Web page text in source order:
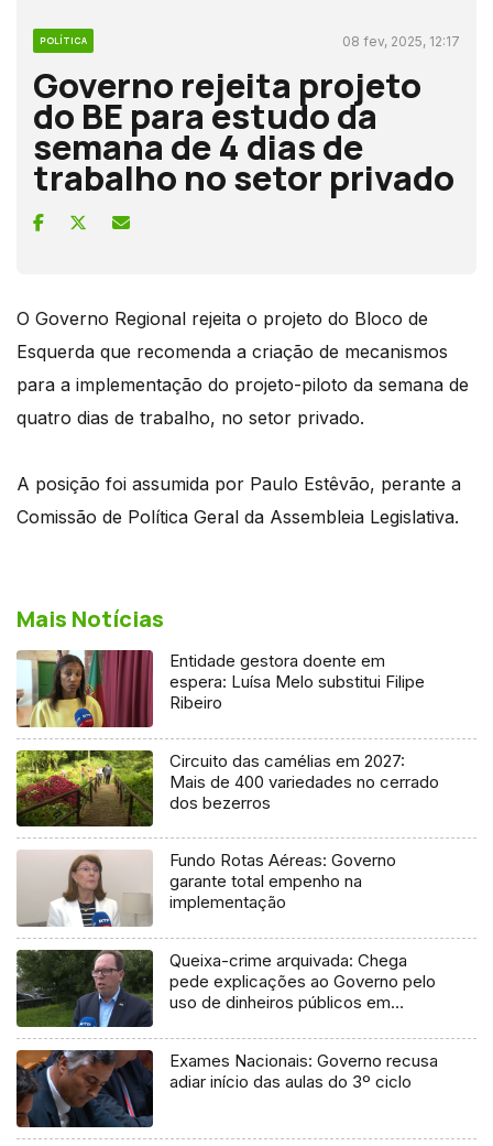
POLÍTICA 08 fev, 2025, 12:17
Governo rejeita projeto
do BE para estudo da
semana de 4 dias de
trabalho no setor privado
O Governo Regional rejeita o projeto do Bloco de
Esquerda que recomenda a criação de mecanismos
para a implementação do projeto-piloto da semana de
quatro dias de trabalho, no setor privado.
A posição foi assumida por Paulo Estêvão, perante a
Comissão de Política Geral da Assembleia Legislativa.
Mais Notícias
Entidade gestora doente em
espera: Luísa Melo substitui Filipe
Ribeiro
Circuito das camélias em 2027:
Mais de 400 variedades no cerrado
dos bezerros
Fundo Rotas Aéreas: Governo
garante total empenho na
implementação
Queixa-crime arquivada: Chega
pede explicações ao Governo pelo
uso de dinheiros públicos em
Exames Nacionais: Governo recusa
adiar início das aulas do 3º ciclo